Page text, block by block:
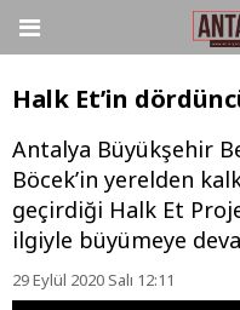
Halk Et’in
Antalya Büyükşehir
Böcek’in yerelden
geçirdiği Halk Et
ilgiyle büyümeye
29 Eylül 2020 Salı 12:11